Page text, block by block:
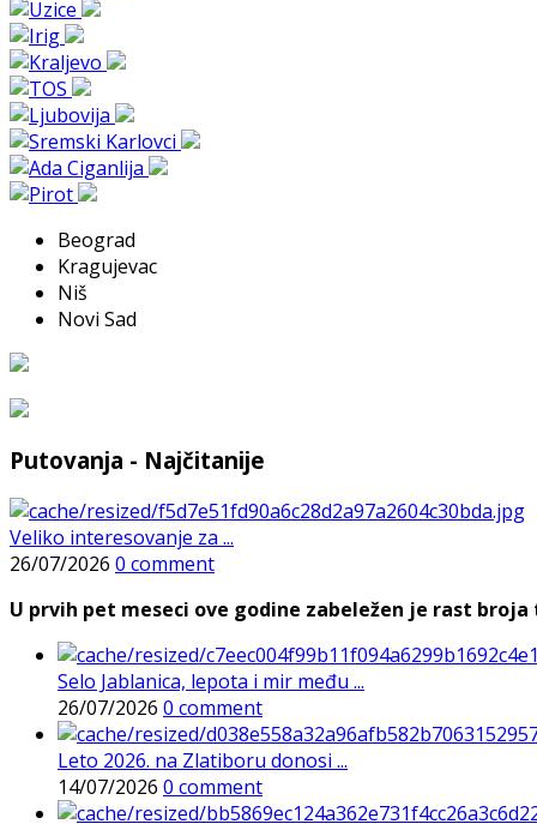
Beograd
Kragujevac
Niš
Novi Sad
Putovanja - Najčitanije
Veliko interesovanje za ...
26/07/2026 0 comment
U prvih pet meseci ove godine zabeležen je rast
Selo Jablanica, lepota i mir među ...
26/07/2026 0 comment
Leto 2026. na Zlatiboru donosi ...
14/07/2026 0 comment